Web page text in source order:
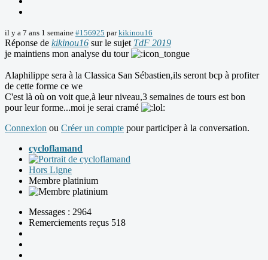
il y a 7 ans 1 semaine #156925 parkikinou16
Réponse de kikinou16 sur le sujet TdF 2019
je maintiens mon analyse du tour
Alaphilippe sera à la Classica San Sébastien,ils seront bcp à profiter
de cette forme ce we
C'est là où on voit que,à leur niveau,3 semaines de tours est bon
pour leur forme...moi je serai cramé
Connexion ou Créer un compte pour participer à la conversation.
cycloflamand
Hors Ligne
Membre platinium
Messages : 2964
Remerciements reçus 518